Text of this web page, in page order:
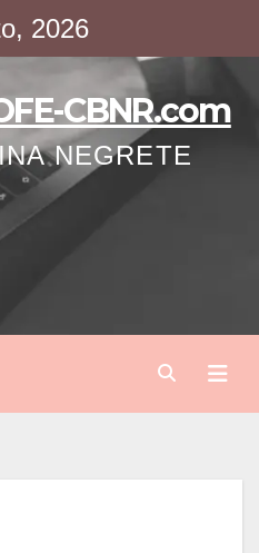
2026
CBNR.com
NEGRETE